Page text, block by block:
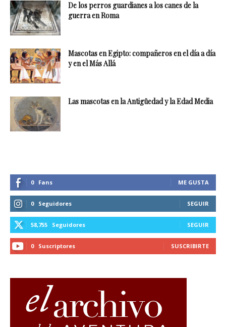
De los perros guardianes a los canes de la
guerra en Roma
Mascotas en Egipto: compañeros en el día a día
y en el Más Allá
Las mascotas en la Antigüedad y la Edad Media
0 Fans ME GUSTA
0 Seguidores SEGUIR
58,755 Seguidores SEGUIR
0 Suscriptores SUSCRIBIRTE